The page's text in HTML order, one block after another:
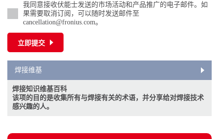
我同意接收伏能士发送的市场活动和产品推广的电子邮件。如
果需要取消订阅，可以随时发送邮件至
cancellation@fronius.com。
立即提交
焊接维基
焊接知识维基百科
该项的目的是收集所有与焊接有关的术语，并分享给对焊接技术
感兴趣的人。